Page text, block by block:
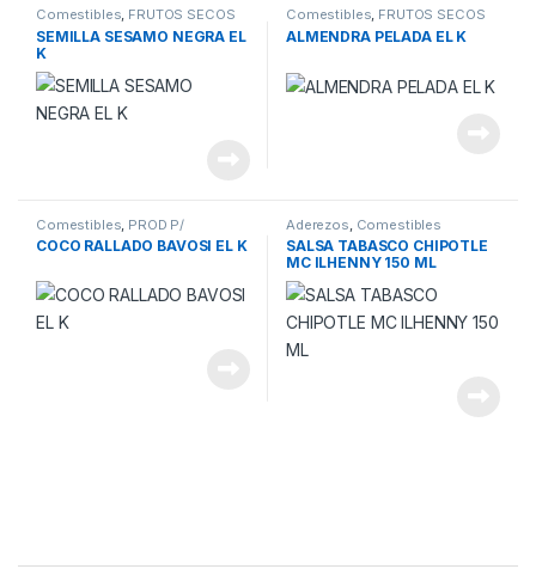
Comestibles, FRUTOS SECOS
SEMILLA SESAMO NEGRA EL
K
Comestibles, FRUTOS SECOS
ALMENDRA PELADA EL K
Comestibles PROD P/
REPOSTERIA
COCO RALLADO BAVOSI EL K
Aderezos Comestibles
SALSA TABASCO CHIPOTLE
MC ILHENNY 150 ML